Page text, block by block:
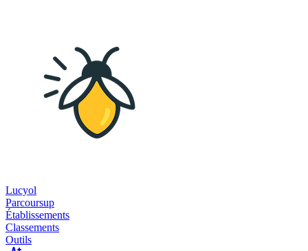
Lucyol
Parcoursup
Établissements
Classements
Outils